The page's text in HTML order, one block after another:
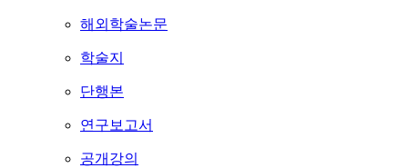
해외학술논문
학술지
단행본
연구보고서
공개강의